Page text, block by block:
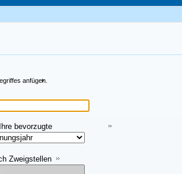
anfügen.
bevorzugte
Zweigstellen